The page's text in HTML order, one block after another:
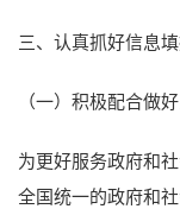
三、认真抓好信息
（一）积极配合做
为更好服务政府和
全国统一的政府和